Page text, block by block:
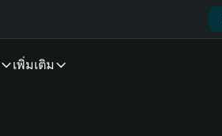
เพิ่มเติม